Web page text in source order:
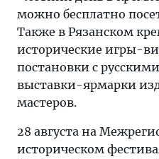
можно бесплатно
Также в Рязанском
исторические игры-
постановки с
выставки-ярмарки
мастеров.
28 августа на
историческом